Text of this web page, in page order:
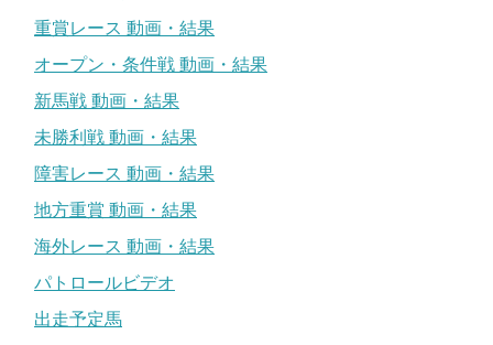
重賞レース 動画・結果
オープン・条件戦 動画・結果
新馬戦 動画・結果
未勝利戦 動画・結果
障害レース 動画・結果
地方重賞 動画・結果
海外レース 動画・結果
パトロールビデオ
出走予定馬